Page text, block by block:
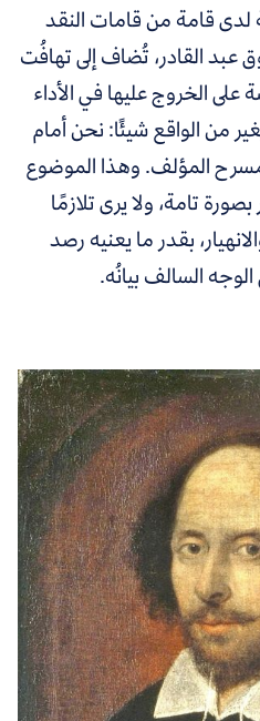
لدى قامة من قامات النقد
عبد القادر، تُضاف إلى تهافُت
الخروج عليها في الأداء
من الواقع شيئًا: نحن أمام
المؤلف. وهذا الموضوع
تامة، ولا يرى تلازمًا
بقدر ما يعنيه رصد
السالف بيانُه.